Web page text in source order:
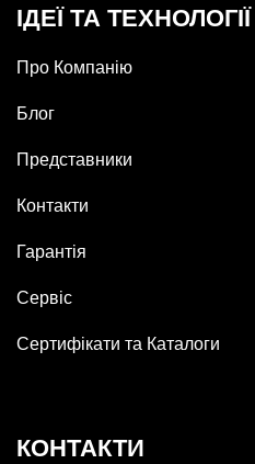
ІДЕЇ ТА ТЕХНОЛОГІЇ
Про Компанію
Блог
Представники
Контакти
Гарантія
Сервіс
Сертифікати та Каталоги
КОНТАКТИ